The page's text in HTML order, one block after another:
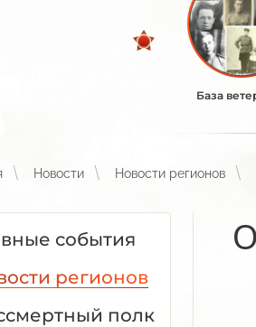
База
Новости Новости регионов
события
регионов
полк